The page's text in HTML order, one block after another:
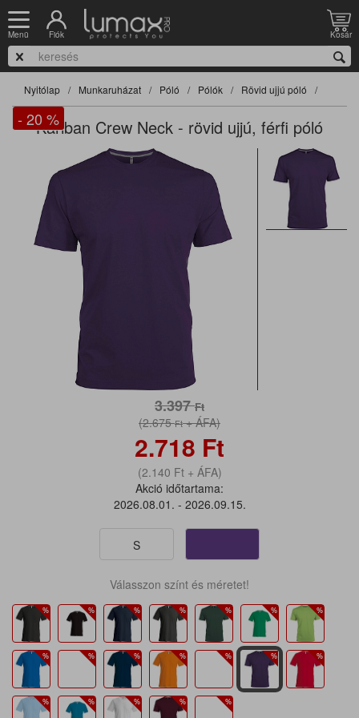
Menü Fiók Kosár
Nyitólap Munkaruházat Póló Pólók Rövid ujjú póló
Kariban Crew Neck - rövid ujjú, férfi póló
- 20 %
3.397Ft
(2.675Ft+ ÁFA)
2.718 Ft
(2.140 Ft+ ÁFA)
Akció időtartama:
2026.08.01. - 2026.09.15.
S
Válasszon színt és méretet!